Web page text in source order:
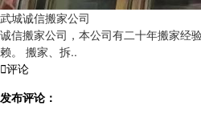
武城诚信搬家公司
诚信搬家公司，本公司有二十年搬家经
赖。 搬家、拆..
评论
发布评论：